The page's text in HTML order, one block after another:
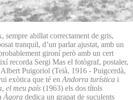
sempre abillat correctament de gris,
tranquil, d’un parlar ajustat, amb un
gironí però amb un cert
recorda Sergi Mas el fotògraf, postaler,
Puigoriol (Teià, 1916 - Puigcerdà,
exòtica que té en Andorra turística i
el meu país (1963) els dos títols
Àgora dedica un grapat de suculents